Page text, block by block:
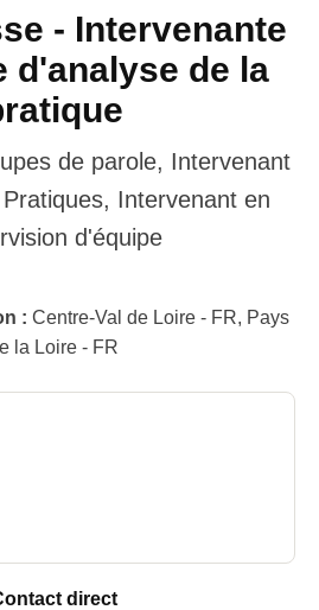
- Intervenante
d'analyse de la
de parole, Intervenant
Intervenant en
d'équipe
: Centre-Val de Loire - FR, Pays
la Loire - FR
direct